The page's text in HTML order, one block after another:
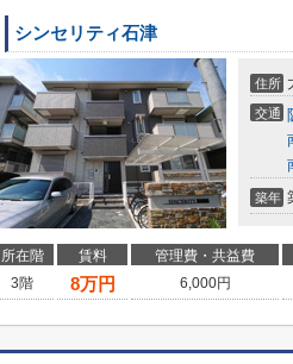
シンセリティ石津
住所
交通
築年
所在階 賃料 管理費・共益費
3階
8万円 6,000円